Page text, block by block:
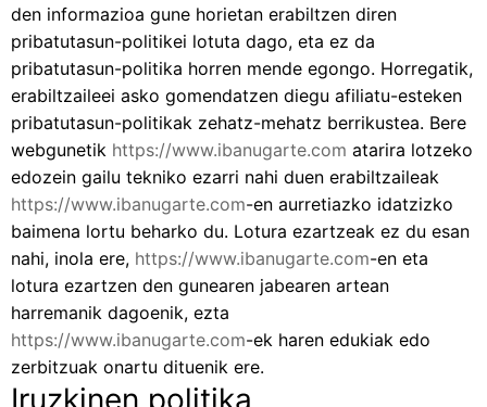
den informazioa gune horietan erabiltzen diren
pribatutasun-politikei lotuta dago, eta ez da
pribatutasun-politika horren mende egongo. Horregatik,
erabiltzaileei asko gomendatzen diegu afiliatu-esteken
pribatutasun-politikak zehatz-mehatz berrikustea. Bere
webgunetik https://www.ibanugarte.com atarira lotzeko
edozein gailu tekniko ezarri nahi duen erabiltzaileak
https://www.ibanugarte.com-en aurretiazko idatzizko
baimena lortu beharko du. Lotura ezartzeak ez du esan
nahi, inola ere, https://www.ibanugarte.com-en eta
lotura ezartzen den gunearen jabearen artean
harremanik dagoenik, ezta
https://www.ibanugarte.com-ek haren edukiak edo
zerbitzuak onartu dituenik ere.
Iruzkinen politika